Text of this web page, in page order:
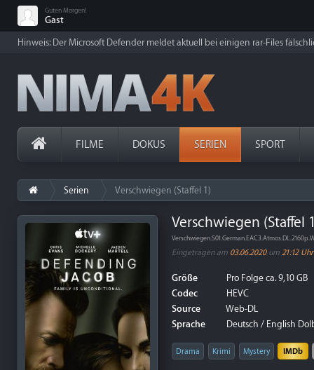
Guten Morgen!
Gast
Hinweis: Der Microsoft Defender meldet aktuell bei einigen rar-Files
FILME DOKUS SERIEN SPORT
Serien Verschwiegen (Staffel 1)
Verschwiegen (Staffel
Eingetragen am 03.06.2020um 21:12 Uhr
Größe
Pro Folge ca. 9,10 GB
Codec
HEVC
Source
Web-DL
Sprache
Deutsch / English
Drama Krimi Mystery IMDb